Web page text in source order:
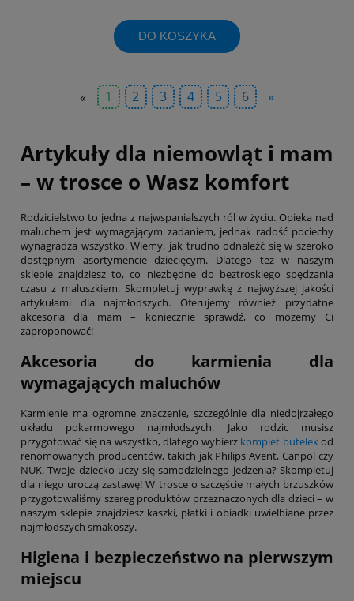
DO KOSZYKA
« 1 2 3 4 5 6 »
Artykuły dla niemowląt i mam
– w trosce o Wasz komfort
Rodzicielstwo to jedna z najwspanialszych ról w życiu. Opieka nad
maluchem jest wymagającym zadaniem, jednak radość pociechy
wynagradza wszystko. Wiemy, jak trudno odnaleźć się w szeroko
dostępnym asortymencie dziecięcym. Dlatego też w naszym
sklepie znajdziesz to, co niezbędne do beztroskiego spędzania
czasu z maluszkiem. Skompletuj wyprawkę z najwyższej jakości
artykułami dla najmłodszych. Oferujemy również przydatne
akcesoria dla mam – koniecznie sprawdź, co możemy Ci
zaproponować!
Akcesoria do karmienia dla
wymagających maluchów
Karmienie ma ogromne znaczenie, szczególnie dla niedojrzałego
układu pokarmowego najmłodszych. Jako rodzic musisz
przygotować się na wszystko, dlatego wybierz komplet butelekod
renomowanych producentów, takich jak Philips Avent, Canpol czy
NUK. Twoje dziecko uczy się samodzielnego jedzenia? Skompletuj
dla niego uroczą zastawę! W trosce o szczęście małych brzuszków
przygotowaliśmy szereg produktów przeznaczonych dla dzieci – w
naszym sklepie znajdziesz kaszki, płatki i obiadki uwielbiane przez
najmłodszych smakoszy.
Higiena i bezpieczeństwo na pierwszym
miejscu